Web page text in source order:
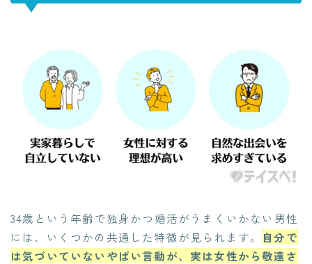
34歳という年齢で独身かつ婚活がうまくいかない男性
には、いくつかの共通した特徴が見られます。
自分で
は気づいていないやばい言動が、実は女性から敬遠さ